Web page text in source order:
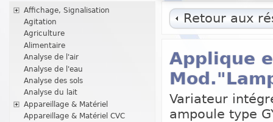
Affichage, Signalisation
Agitation
Agriculture
Alimentaire
Analyse de l'air
Analyse de l'eau
Analyse des sols
Analyse du lait
Appareillage & Matériel
Appareillage & Matériel CVC
Retour aux
Applique
Variateur
ampoule type